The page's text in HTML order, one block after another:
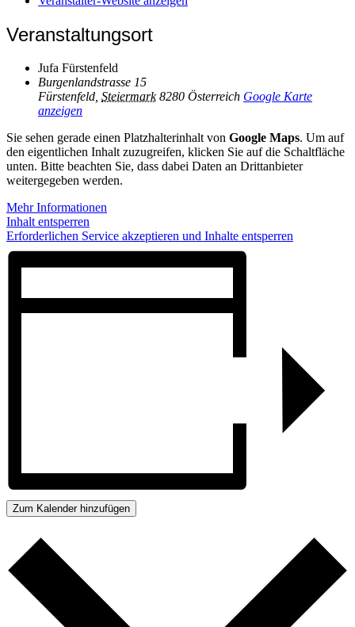
Veranstaltungsort
Jufa Fürstenfeld
Burgenlandstrasse 15
Fürstenfeld, Steiermark 8280 Österreich Google Karte
anzeigen
Sie sehen gerade einen Platzhalterinhalt von Google Maps. Um auf
den eigentlichen Inhalt zuzugreifen, klicken Sie auf die Schaltfläche
unten. Bitte beachten Sie, dass dabei Daten an Drittanbieter
weitergegeben werden.
Mehr Informationen
Inhalt entsperren
Erforderlichen Service akzeptieren und Inhalte entsperren
Zum Kalender hinzufügen